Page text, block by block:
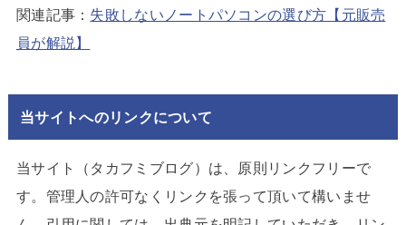
関連記事： 失敗しないノートパソコンの選び方【元販売
員が解説】
当サイトへのリンクについて
当サイト（タカフミブログ）は、原則リンクフリーで
す。管理人の許可なくリンクを張って頂いて構いませ